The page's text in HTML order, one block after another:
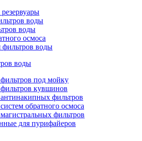
воды
воды
осмоса
фильтров воды
воды
под мойку
кувшинов
фильтров
обратного осмоса
фильтров
для пурифайеров